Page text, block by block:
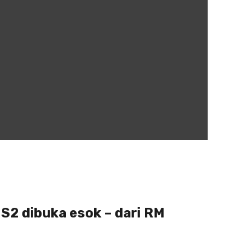
dibuka esok – dari RM